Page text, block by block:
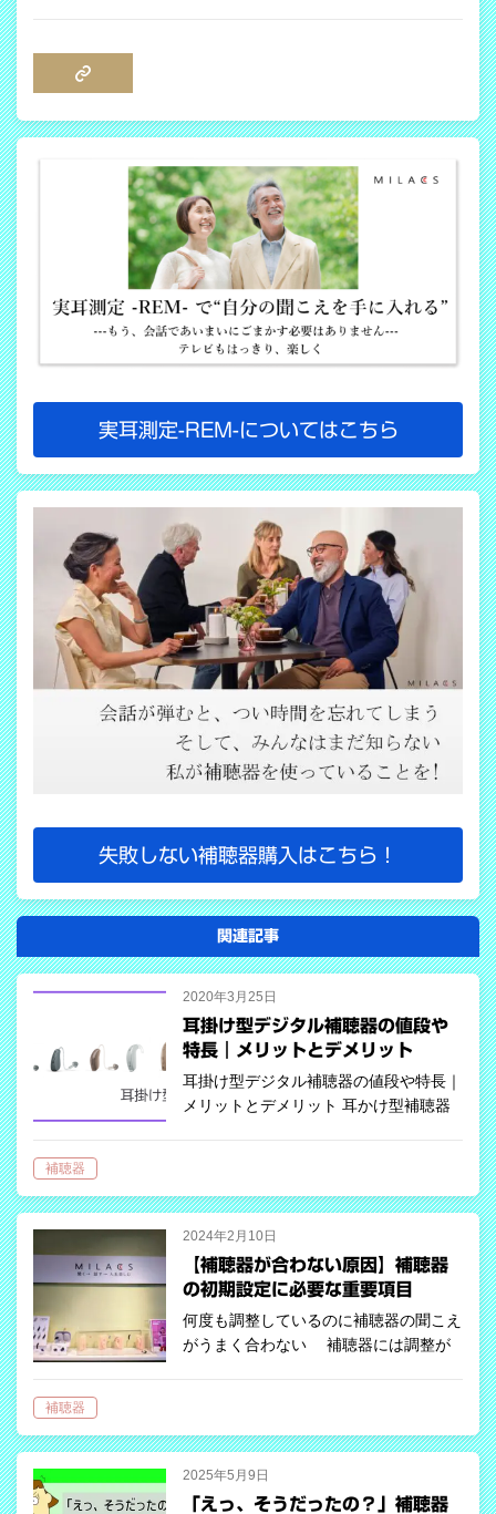
実耳測定-REM-についてはこちら
失敗しない補聴器購入はこちら！
関連記事
2020年3月25日
耳掛け型デジタル補聴器の値段や
特長｜メリットとデメリット
耳掛け型デジタル補聴器の値段や特長｜
メリットとデメリット 耳かけ型補聴器
2％くらいの割合となっています。 一昔
前ま…
補聴器
2024年2月10日
【補聴器が合わない原因】補聴器
の初期設定に必要な重要項目
何度も調整しているのに補聴器の聞こえ
がうまく合わない 補聴器には調整が
な項目が正しく設定されてい…
補聴器
2025年5月9日
「えっ、そうだったの？」補聴器